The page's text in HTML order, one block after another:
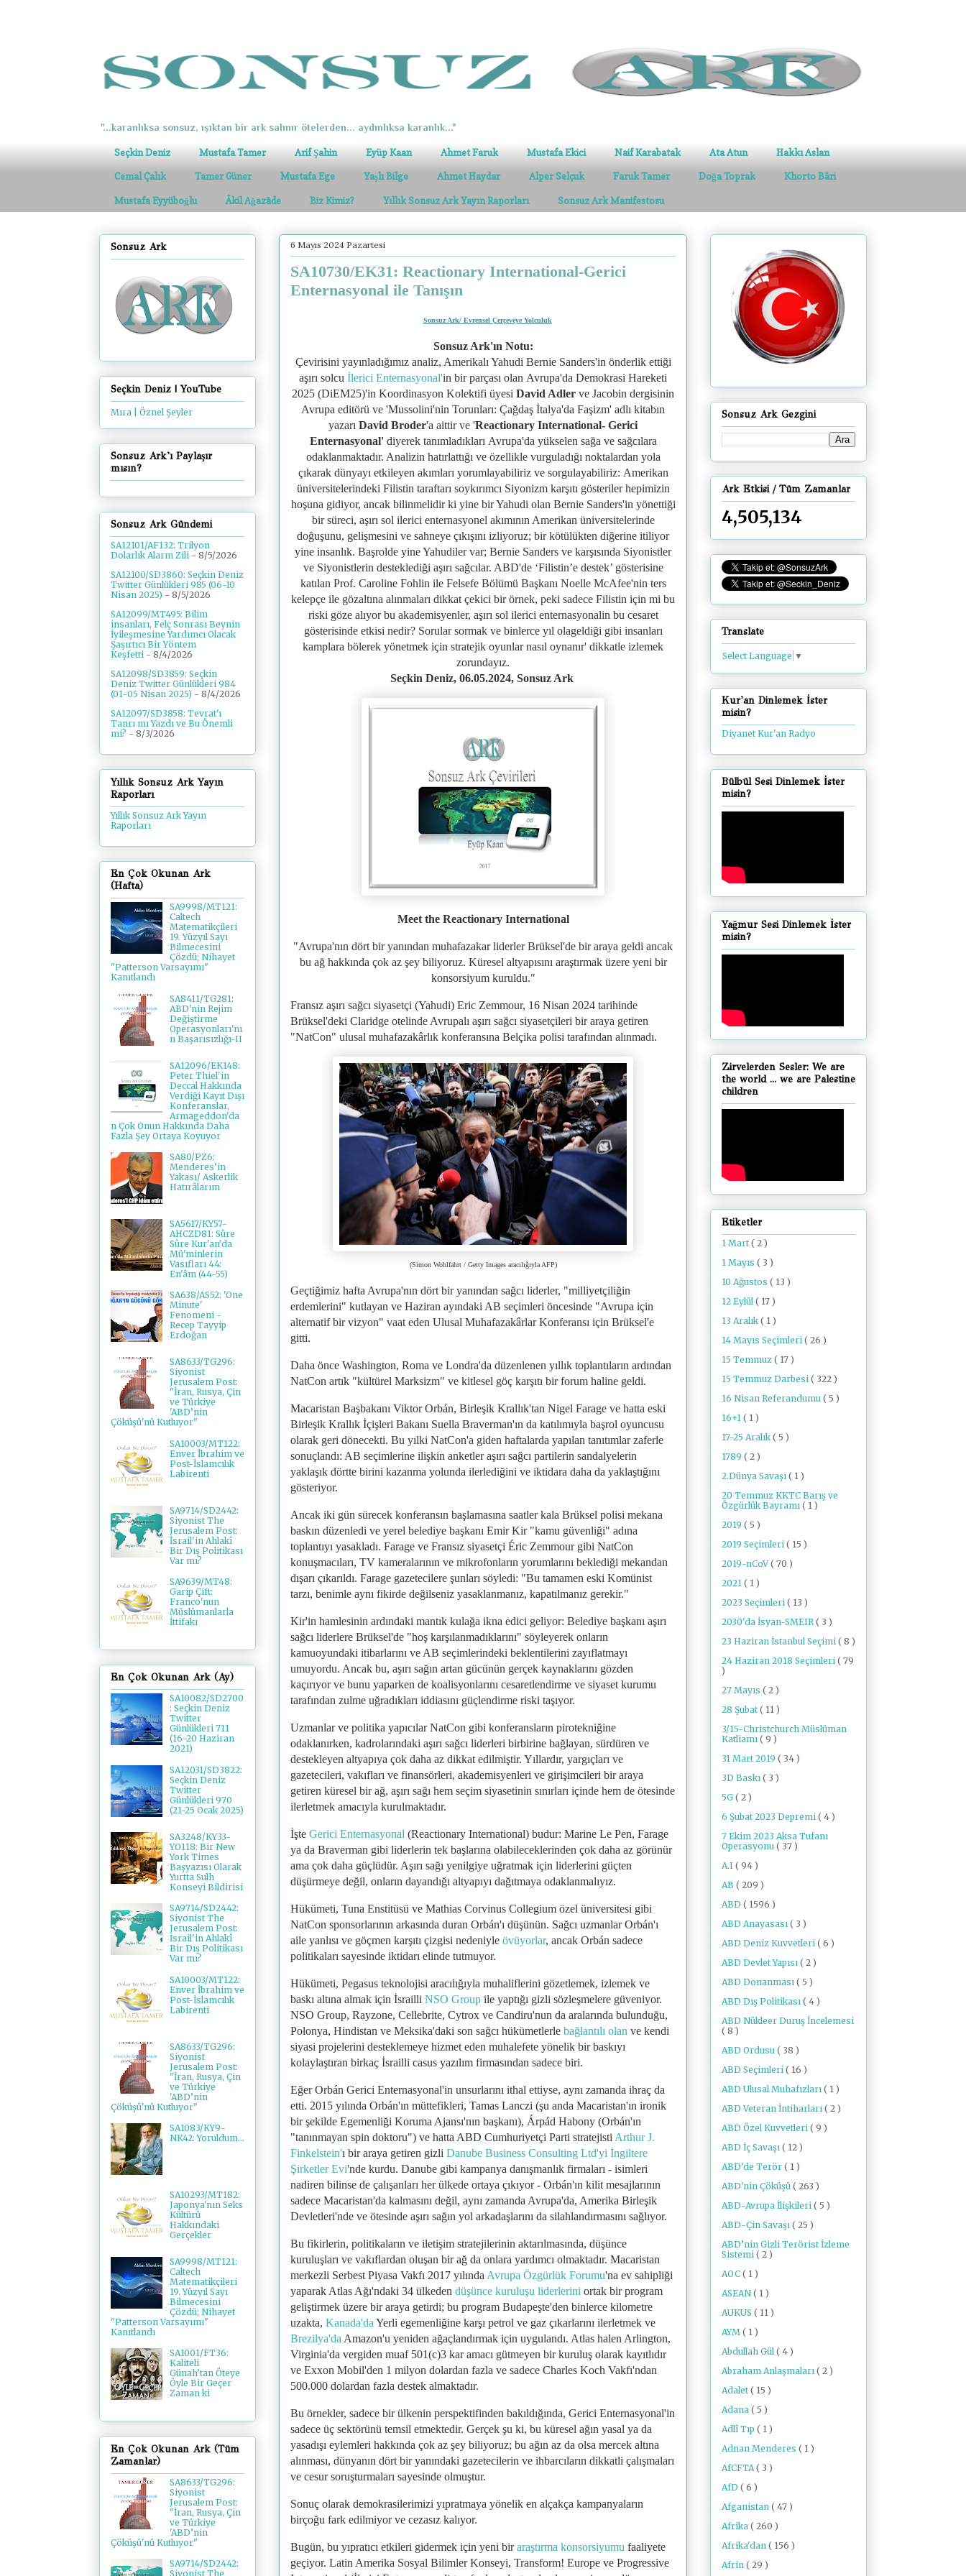
"...karanlıksa sonsuz, ışıktan bir ark salınır ötelerden... aydınlıksa karanlık..."
Seçkin Deniz Mustafa Tamer Arif Şahin Eyüp Kaan Ahmet Faruk Mustafa Ekici Naif Karabatak Ata Atun Hakkı Aslan
Cemal Çalık Tamer Güner Mustafa Ege Yaşlı Bilge Ahmet Haydar Alper Selçuk Faruk Tamer Doğa Toprak Khorto Bâri
Mustafa Eyyüboğlu Âkil Ağazâde Biz Kimiz? Yıllık Sonsuz Ark Yayın Raporları Sonsuz Ark Manifestosu
6 Mayıs 2024 Pazartesi
SA10730/EK31: Reactionary International-Gerici
Enternasyonal ile Tanışın
Sonsuz Ark/ Evrensel Çerçeveye Yolculuk
Sonsuz Ark'ın Notu:
Çevirisini yayınladığımız analiz, Amerikalı Yahudi Bernie Sanders'in önderlik ettiği
aşırı solcu İlerici Enternasyonal'in bir parçası olan Avrupa'da Demokrasi Hareketi
2025 (DiEM25)'in Koordinasyon Kolektifi üyesi David Adler ve Jacobin dergisinin
Avrupa editörü ve 'Mussolini'nin Torunları: Çağdaş İtalya'da Faşizm' adlı kitabın
yazarı David Broder'a aittir ve 'Reactionary International- Gerici
Enternasyonal' diyerek tanımladıkları Avrupa'da yükselen sağa ve sağcılara
odaklanmaktadır. Analizin hatırlattığı ve özellikle vurguladığı noktalardan yola
çıkarak dünyayı etkileyen akımları yorumlayabiliriz ve sorgulayabiliriz: Amerikan
üniversitelerindeki Filistin taraftarı soykırımcı Siyonizm karşıtı gösteriler hepimizin
hoşuna gidiyor, ancak bilinmelidir ki yine bir Yahudi olan Bernie Sanders'in yönettiği
bir süreci, aşırı sol ilerici enternasyonel akımının Amerikan üniversitelerinde
doğuşunu, gelişmesini ve sahneye çıkışını izliyoruz; bir kötülükten diğerine itiliyor
yine insanlık. Başrolde yine Yahudiler var; Bernie Sanders ve karşısında Siyonistler
ve Siyonistlerin desteklediği aşırı sağcılar. ABD'de ‘Filistin’e destek’ gösterisine
katılan Prof. Caroline Fohlin ile Felsefe Bölümü Başkanı Noelle McAfee'nin ters
kelepçe ile gözaltına alınmaları dikkat çekici bir örnek, peki sadece Filistin için mi bu
riski göze alıyor bu akademisyenler, aşırı sol ilerici enternasyonalin bu cesaret
gösterisinde etkisi nedir? Sorular sormak ve binlerce yıl olageldiği gibi insanları
kamplara bölerek yönetmek için stratejik oyunlar nasıl oynanır' dikkatle izlemek
zorundayız.
Seçkin Deniz, 06.05.2024, Sonsuz Ark
Meet the Reactionary International
"Avrupa'nın dört bir yanından muhafazakar liderler Brüksel'de bir araya geldi ancak
bu ağ hakkında çok az şey biliyoruz. Küresel altyapısını araştırmak üzere yeni bir
konsorsiyum kuruldu."
Fransız aşırı sağcı siyasetçi (Yahudi) Eric Zemmour, 16 Nisan 2024 tarihinde
Brüksel'deki Claridge otelinde Avrupalı aşırı sağcı siyasetçileri bir araya getiren
"NatCon" ulusal muhafazakârlık konferansına Belçika polisi tarafından alınmadı.
(Simon Wohlfahrt / Getty Images aracılığıyla AFP)
Geçtiğimiz hafta Avrupa'nın dört bir yanından sağcı liderler, "milliyetçiliğin
erdemlerini" kutlayan ve Haziran ayındaki AB seçimleri öncesinde "Avrupa için
alternatif bir vizyon" vaat eden Ulusal Muhafazakârlar Konferansı için Brüksel'e
gitti.
Daha önce Washington, Roma ve Londra'da düzenlenen yıllık toplantıların ardından
NatCon artık "kültürel Marksizm" ve kitlesel göç karşıtı bir forum haline geldi.
Macaristan Başbakanı Viktor Orbán, Birleşik Krallık'tan Nigel Farage ve hatta eski
Birleşik Krallık İçişleri Bakanı Suella Braverman'ın da katılımıyla başrol oyuncusu
olarak geri dönecekti. Bu yılki NatCon'a giden haftalarda yapılan tanıtımlar zaferle
sonuçlandı: AB seçimlerine ilişkin anketler aşırı sağcı partilerin sandalyelerin
yaklaşık dörtte birini kazanma yolunda ilerlediğini ve iktidara daha da yaklaştığını
gösteriyor.
Ancak iki gün sürecek konferansın başlamasına saatler kala Brüksel polisi mekana
baskın düzenledi ve yerel belediye başkanı Emir Kir "kamu güvenliği" adına
toplantıyı yasakladı. Farage ve Fransız siyasetçi Éric Zemmour gibi NatCon
konuşmacıları, TV kameralarının ve mikrofonların yorumlarını beklediği mekandan
dışarı çıkarıldı. Farage gazetecilere şunları söyledi: "Bu tamamen eski Komünist
tarzı, benimle aynı fikirde değilseniz yasaklanmanız, kapatılmanız gerekir."
Kir'in hamlesinin ardındaki mantık kulağa ikna edici geliyor: Belediye başkanı aşırı
sağcı liderlere Brüksel'de "hoş karşılanmadıklarını" söyleyerek onların
kamuoyundaki itibarlarını ve AB seçimlerindeki beklentilerini zayıflatmayı
umuyordu. Ancak bu, aşırı sağın artan gücünün gerçek kaynaklarını gözden
kaçırıyor ve bunu yaparken de koalisyonlarını cesaretlendirme ve siyaset kurumu
tarafından zulme uğradıkları iddiasını güçlendirme riski taşıyor.
Uzmanlar ve politika yapıcılar NatCon gibi konferansların pirotekniğine
odaklanırken, kadrolarındaki aşırı sağcı liderleri birbirine bağlayan, sürdüren ve
destekleyen altyapıya çok daha az dikkat edilmiştir. Yıllardır, yargıçları ve
gazetecileri, vakıfları ve finansörleri, akademisyenleri ve girişimcileri bir araya
getiren küresel bir ağ, aşırı sağı hem seçim siyasetinin sınırları içinde hem de ötesinde
ilerletmek amacıyla kurulmaktadır.
İşte Gerici Enternasyonal (Reactionary International) budur: Marine Le Pen, Farage
ya da Braverman gibi liderlerin tek başlarına olabileceklerinden çok daha az görünür
ama çok daha güçlüdür. Aşırı sağı yenilgiye uğratmak için liderlerini güçten
düşürmeye değil, onların dayandığı altyapıyı dağıtmaya odaklanmalıyız.
Hükümeti, Tuna Enstitüsü ve Mathias Corvinus Collegium özel üniversitesi gibi
NatCon sponsorlarının arkasında duran Orbán'ı düşünün. Sağcı uzmanlar Orbán'ı
aile yanlısı ve göçmen karşıtı çizgisi nedeniyle övüyorlar, ancak Orbán sadece
politikaları sayesinde iktidarı elinde tutmuyor.
Hükümeti, Pegasus teknolojisi aracılığıyla muhaliflerini gözetlemek, izlemek ve
baskı altına almak için İsrailli NSO Group ile yaptığı gizli sözleşmelere güveniyor.
NSO Group, Rayzone, Cellebrite, Cytrox ve Candiru'nun da aralarında bulunduğu,
Polonya, Hindistan ve Meksika'daki son sağcı hükümetlerle bağlantılı olan ve kendi
siyasi projelerini desteklemeye hizmet eden muhalefete yönelik bir baskıyı
kolaylaştıran birkaç İsrailli casus yazılım firmasından sadece biri.
Eğer Orbán Gerici Enternasyonal'in unsurlarını ithal ettiyse, aynı zamanda ihraç da
etti. 2015 yılında Orbán'ın müttefikleri, Tamas Lanczi (şu anda Macaristan'ın ironik
bir şekilde Egemenliği Koruma Ajansı'nın başkanı), Árpád Habony (Orbán'ın
"tanınmayan spin doktoru") ve hatta ABD Cumhuriyetçi Parti stratejisti Arthur J.
Finkelstein'ı bir araya getiren gizli Danube Business Consulting Ltd'yi İngiltere
Şirketler Evi'nde kurdu. Danube gibi kampanya danışmanlık firmaları - isimleri
nadiren bilinse de çalışanları her ülkede ortaya çıkıyor - Orbán'ın kilit mesajlarının
sadece Macaristan'da kalmasını değil, aynı zamanda Avrupa'da, Amerika Birleşik
Devletleri'nde ve ötesinde aşırı sağın yol arkadaşlarını da silahlandırmasını sağlıyor.
Bu fikirlerin, politikaların ve iletişim stratejilerinin aktarılmasında, düşünce
kuruluşları ve vakıflardan oluşan bir ağ da onlara yardımcı olmaktadır. Macaristan
merkezli Serbest Piyasa Vakfı 2017 yılında Avrupa Özgürlük Forumu'na ev sahipliği
yaparak Atlas Ağı'ndaki 34 ülkeden düşünce kuruluşu liderlerini ortak bir program
geliştirmek üzere bir araya getirdi; bu program Budapeşte'den binlerce kilometre
uzakta, Kanada'da Yerli egemenliğine karşı petrol ve gaz çıkarlarını ilerletmek ve
Brezilya'da Amazon'u yeniden ağaçlandırmak için uygulandı. Atlas halen Arlington,
Virginia'da vergiden muaf 501(c)3 kar amacı gütmeyen bir kuruluş olarak kayıtlıdır
ve Exxon Mobil'den 1 milyon dolardan fazla ve sadece Charles Koch Vakfı'ndan
500.000 dolardan fazla destek almaktadır.
Bu örnekler, sadece bir ülkenin perspektifinden bakıldığında, Gerici Enternasyonal'in
sadece üç sektörünü temsil etmektedir. Gerçek şu ki, bu küresel ağın yasal ya da
yasadışı eylemleri hakkında çok az şey biliyoruz; bu ağın az da olsa mercek altına
alınması, dünyanın dört bir yanındaki gazetecilerin ve ihbarcıların dikkatli çalışmaları
ve cesur soruşturmaları sayesinde olmuştur.
Sonuç olarak demokrasilerimizi yıpratmaya yönelik en alçakça kampanyaların
birçoğu fark edilmiyor ve cezasız kalıyor.
Bugün, bu yıpratıcı etkileri gidermek için yeni biraraştırma konsorsiyumu faaliyete
geçiyor. Latin Amerika Sosyal Bilimler Konseyi, Transform! Europe ve Progressive
Sonsuz Ark
Seçkin Deniz | YouTube
Mıra | Öznel Şeyler
Sonsuz Ark'ı Paylaşır
mısın?
Sonsuz Ark Gündemi
SA12101/AF132: Trilyon
Dolarlık Alarm Zili - 8/5/2026
SA12100/SD3860: Seçkin Deniz
Twitter Günlükleri 985 (06-10
Nisan 2025) - 8/5/2026
SA12099/MT495: Bilim
insanları, Felç Sonrası Beynin
İyileşmesine Yardımcı Olacak
Şaşırtıcı Bir Yöntem
Keşfetti - 8/4/2026
SA12098/SD3859: Seçkin
Deniz Twitter Günlükleri 984
(01-05 Nisan 2025) - 8/4/2026
SA12097/SD3858: Tevrat'ı
Tanrı mı Yazdı ve Bu Önemli
mi? - 8/3/2026
Yıllık Sonsuz Ark Yayın
Raporları
Yıllık Sonsuz Ark Yayın
Raporları
En Çok Okunan Ark
(Hafta)
SA9998/MT121:
Caltech
Matematikçileri
19. Yüzyıl Sayı
Bilmecesini
Çözdü; Nihayet
"Patterson Varsayımı"
Kanıtlandı
SA8411/TG281:
ABD'nin Rejim
Değiştirme
Operasyonları'nı
n Başarısızlığı-II
SA12096/EK148:
Peter Thiel'in
Deccal Hakkında
Verdiği Kayıt Dışı
Konferanslar,
Armageddon'da
n Çok Onun Hakkında Daha
Fazla Şey Ortaya Koyuyor
SA80/PZ6:
Menderes’in
Yakası/ Askerlik
Hatırâlarım
SA5617/KY57-
AHCZD81: Sûre
Sûre Kur'an'da
Mü'minlerin
Vasıfları 44:
En'âm (44-55)
SA638/AS52: 'One
Minute'
Fenomeni -
Recep Tayyip
Erdoğan
SA8633/TG296:
Siyonist
Jerusalem Post:
"İran, Rusya, Çin
ve Türkiye
'ABD’nin
Çöküşü'nü Kutluyor"
SA10003/MT122:
Enver İbrahim ve
Post-İslamcılık
Labirenti
SA9714/SD2442:
Siyonist The
Jerusalem Post:
İsrail'in Ahlakî
Bir Dış Politikası
Var mı?
SA9639/MT48:
Garip Çift:
Franco'nun
Müslümanlarla
İttifakı
En Çok Okunan Ark (Ay)
SA10082/SD2700
: Seçkin Deniz
Twitter
Günlükleri 711
(16-20 Haziran
2021)
SA12031/SD3822:
Seçkin Deniz
Twitter
Günlükleri 970
(21-25 Ocak 2025)
SA3248/KY33-
YO118: Bir New
York Times
Başyazısı Olarak
Yurtta Sulh
Konseyi Bildirisi
SA9714/SD2442:
Siyonist The
Jerusalem Post:
İsrail'in Ahlakî
Bir Dış Politikası
Var mı?
SA10003/MT122:
Enver İbrahim ve
Post-İslamcılık
Labirenti
SA8633/TG296:
Siyonist
Jerusalem Post:
"İran, Rusya, Çin
ve Türkiye
'ABD’nin
Çöküşü'nü Kutluyor"
SA1083/KY9-
NK42: Yoruldum...
SA10293/MT182:
Japonya'nın Seks
Kültürü
Hakkındaki
Gerçekler
SA9998/MT121:
Caltech
Matematikçileri
19. Yüzyıl Sayı
Bilmecesini
Çözdü; Nihayet
"Patterson Varsayımı"
Kanıtlandı
SA1001/FT36:
Kaliteli
Günah’tan Öteye
Öyle Bir Geçer
Zaman ki
En Çok Okunan Ark (Tüm
Zamanlar)
SA8633/TG296:
Siyonist
Jerusalem Post:
"İran, Rusya, Çin
ve Türkiye
'ABD’nin
Çöküşü'nü Kutluyor"
SA9714/SD2442:
Siyonist The
Sonsuz Ark Gezgini
Ark Etkisi / Tüm Zamanlar
4,505,134
Translate
Select Language ▼
Kur'an Dinlemek İster
misin?
Diyanet Kur'an Radyo
Bülbül Sesi Dinlemek İster
misin?
Yağmur Sesi Dinlemek İster
misin?
Zirvelerden Sesler: We are
the world ... we are Palestine
children
Etiketler
1 Mart ( 2 )
1 Mayıs ( 3 )
10 Ağustos ( 13 )
12 Eylül ( 17 )
13 Aralık ( 1 )
14 Mayıs Seçimleri ( 26 )
15 Temmuz ( 17 )
15 Temmuz Darbesi ( 322 )
16 Nisan Referandumu ( 5 )
16+1 ( 1 )
17-25 Aralık ( 5 )
1789 ( 2 )
2.Dünya Savaşı ( 1 )
20 Temmuz KKTC Barış ve
Özgürlük Bayramı ( 1 )
2019 ( 5 )
2019 Seçimleri ( 15 )
2019-nCoV( 70 )
2021 ( 1 )
2023 Seçimleri ( 13 )
2030'da İsyan-SMEIR ( 3 )
23 Haziran İstanbul Seçimi ( 8 )
24 Haziran 2018 Seçimleri ( 79
)
27 Mayıs ( 2 )
28 Şubat ( 11 )
3/15-Christchurch Müslüman
Katliamı ( 9 )
31 Mart 2019 ( 34 )
3D Baskı ( 3 )
5G ( 2 )
6 Şubat 2023 Depremi ( 4 )
7 Ekim 2023 Aksa Tufanı
Operasyonu ( 37 )
A.I ( 94 )
AB ( 209 )
ABD ( 1596 )
ABD Anayasası ( 3 )
ABD Deniz Kuvvetleri ( 6 )
ABD Devlet Yapısı ( 2 )
ABD Donanması ( 5 )
ABD Dış Politikası ( 4 )
ABD Nükleer Duruş İncelemesi
( 8 )
ABD Ordusu ( 38 )
ABD Seçimleri ( 16 )
ABD Ulusal Muhafızları ( 1 )
ABD Veteran İntiharları ( 2 )
ABD Özel Kuvvetleri ( 9 )
ABD İç Savaşı ( 12 )
ABD'de Terör ( 1 )
ABD'nin Çöküşü ( 263 )
ABD-Avrupa İlişkileri ( 5 )
ABD-Çin Savaşı ( 25 )
ABD’nin Gizli Terörist İzleme
Sistemi ( 2 )
AOC ( 1 )
ASEAN ( 1 )
AUKUS ( 11 )
AYM ( 1 )
Abdullah Gül ( 4 )
Abraham Anlaşmaları ( 2 )
Adalet ( 15 )
Adana ( 5 )
Adlî Tıp ( 1 )
Adnan Menderes ( 1 )
AfCFTA ( 3 )
AfD ( 6 )
Afganistan ( 47 )
Afrika ( 260 )
Afrika'dan ( 156 )
Afrin ( 29 )